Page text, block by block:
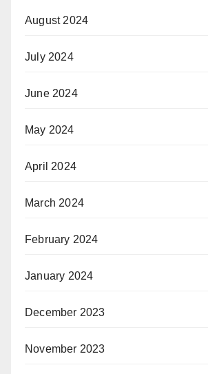
August 2024
July 2024
June 2024
May 2024
April 2024
March 2024
February 2024
January 2024
December 2023
November 2023